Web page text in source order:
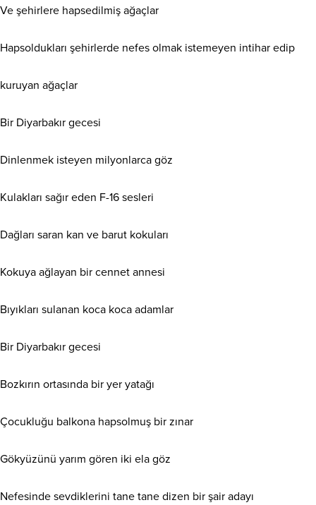
Ve şehirlere hapsedilmiş ağaçlar
Hapsoldukları şehirlerde nefes olmak istemeyen intihar edip
kuruyan ağaçlar
Bir Diyarbakır gecesi
Dinlenmek isteyen milyonlarca göz
Kulakları sağır eden F-16 sesleri
Dağları saran kan ve barut kokuları
Kokuya ağlayan bir cennet annesi
Bıyıkları sulanan koca koca adamlar
Bir Diyarbakır gecesi
Bozkırın ortasında bir yer yatağı
Çocukluğu balkona hapsolmuş bir zınar
Gökyüzünü yarım gören iki ela göz
Nefesinde sevdiklerini tane tane dizen bir şair adayı